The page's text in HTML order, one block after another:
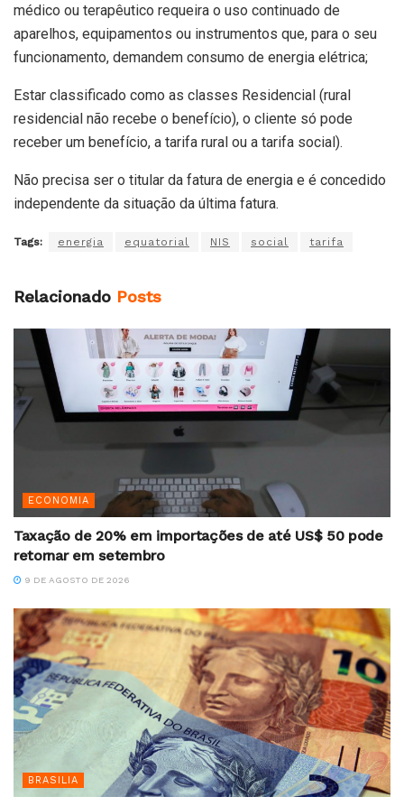
médico ou terapêutico requeira o uso continuado de
aparelhos, equipamentos ou instrumentos que, para o seu
funcionamento, demandem consumo de energia elétrica;
Estar classificado como as classes Residencial (rural
residencial não recebe o benefício), o cliente só pode
receber um benefício, a tarifa rural ou a tarifa social).
Não precisa ser o titular da fatura de energia e é concedido
independente da situação da última fatura.
Tags: energia equatorial NIS social tarifa
Relacionado Posts
ECONOMIA
Taxação de 20% em importações de até US$ 50 pode
retornar em setembro
9 DE AGOSTO DE 2026
BRASILIA